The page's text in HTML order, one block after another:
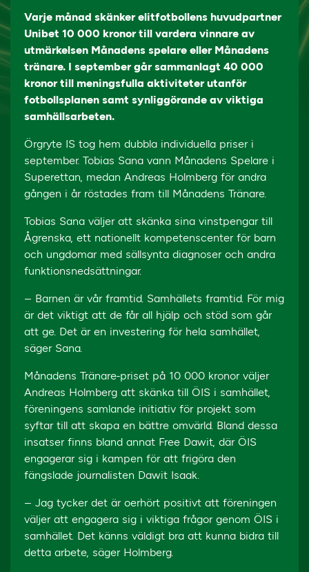
Varje månad skänker elitfotbollens huvudpartner
Unibet 10 000 kronor till vardera vinnare av
utmärkelsen Månadens spelare eller Månadens
tränare. I september går sammanlagt 40 000
kronor till meningsfulla aktiviteter utanför
fotbollsplanen samt synliggörande av viktiga
samhällsarbeten.
Örgryte IS tog hem dubbla individuella priser i
september. Tobias Sana vann Månadens Spelare i
Superettan, medan Andreas Holmberg för andra
gången i år röstades fram till Månadens Tränare.
Tobias Sana väljer att skänka sina vinstpengar till
Ågrenska, ett nationellt kompetenscenter för barn
och ungdomar med sällsynta diagnoser och andra
funktionsnedsättningar.
– Barnen är vår framtid. Samhällets framtid. För mig
är det viktigt att de får all hjälp och stöd som går
att ge. Det är en investering för hela samhället,
säger Sana.
Månadens Tränare-priset på 10 000 kronor väljer
Andreas Holmberg att skänka till ÖIS i samhället,
föreningens samlande initiativ för projekt som
syftar till att skapa en bättre omvärld. Bland dessa
insatser finns bland annat Free Dawit, där ÖIS
engagerar sig i kampen för att frigöra den
fängslade journalisten Dawit Isaak.
– Jag tycker det är oerhört positivt att föreningen
väljer att engagera sig i viktiga frågor genom ÖIS i
samhället. Det känns väldigt bra att kunna bidra till
detta arbete, säger Holmberg.